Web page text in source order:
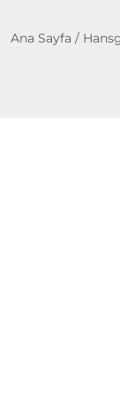
Ana Sayfa /